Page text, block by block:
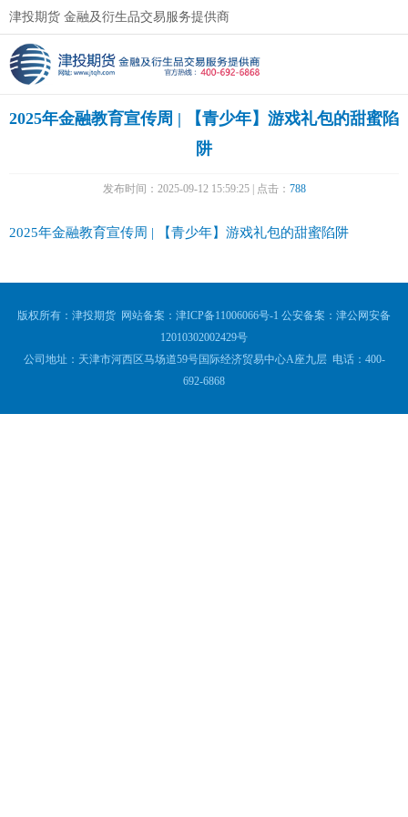
津投期货 金融及衍生品交易服务提供商
2025年金融教育宣传周 | 【青少年】游戏礼包的甜蜜陷
阱
发布时间：2025-09-12 15:59:25 | 点击： 788
2025年金融教育宣传周 | 【青少年】游戏礼包的甜蜜陷阱
版权所有：津投期货 网站备案： 津ICP备11006066号-1 公安备案： 津公网安备
12010302002429号
公司地址：天津市河西区马场道59号国际经济贸易中心A座九层 电话：400-
692-6868